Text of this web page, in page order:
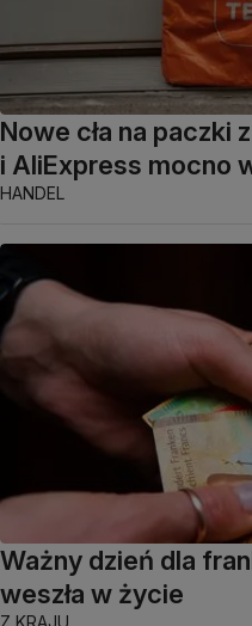
Nowe cła na paczki
i AliExpress mocno
HANDEL
Ważny dzień dla
weszła w życie